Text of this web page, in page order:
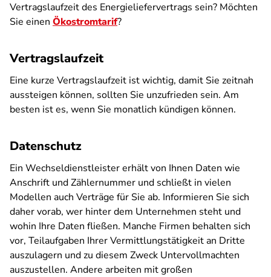
Vertragslaufzeit des Energieliefervertrags sein? Möchten
Sie einen Ökostromtarif?
Vertragslaufzeit
Eine kurze Vertragslaufzeit ist wichtig, damit Sie zeitnah
aussteigen können, sollten Sie unzufrieden sein. Am
besten ist es, wenn Sie monatlich kündigen können.
Datenschutz
Ein Wechseldienstleister erhält von Ihnen Daten wie
Anschrift und Zählernummer und schließt in vielen
Modellen auch Verträge für Sie ab. Informieren Sie sich
daher vorab, wer hinter dem Unternehmen steht und
wohin Ihre Daten fließen. Manche Firmen behalten sich
vor, Teilaufgaben Ihrer Vermittlungstätigkeit an Dritte
auszulagern und zu diesem Zweck Untervollmachten
auszustellen. Andere arbeiten mit großen